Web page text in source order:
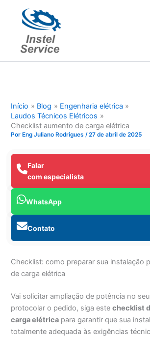
conteúdo
Início Blog
Engenharia elétrica
Laudos Técnicos Elétricos
Checklist aumento de carga elétrica
Por Eng Juliano Rodrigues/27 de abril de 2025
Falar
com especialista
WhatsApp
Contato
Checklist: como preparar sua instalação
de carga elétrica
Vai solicitar ampliação de potência no
protocolar o pedido, siga estechecklist
carga elétrica para garantir que sua
totalmente adequada às exigências